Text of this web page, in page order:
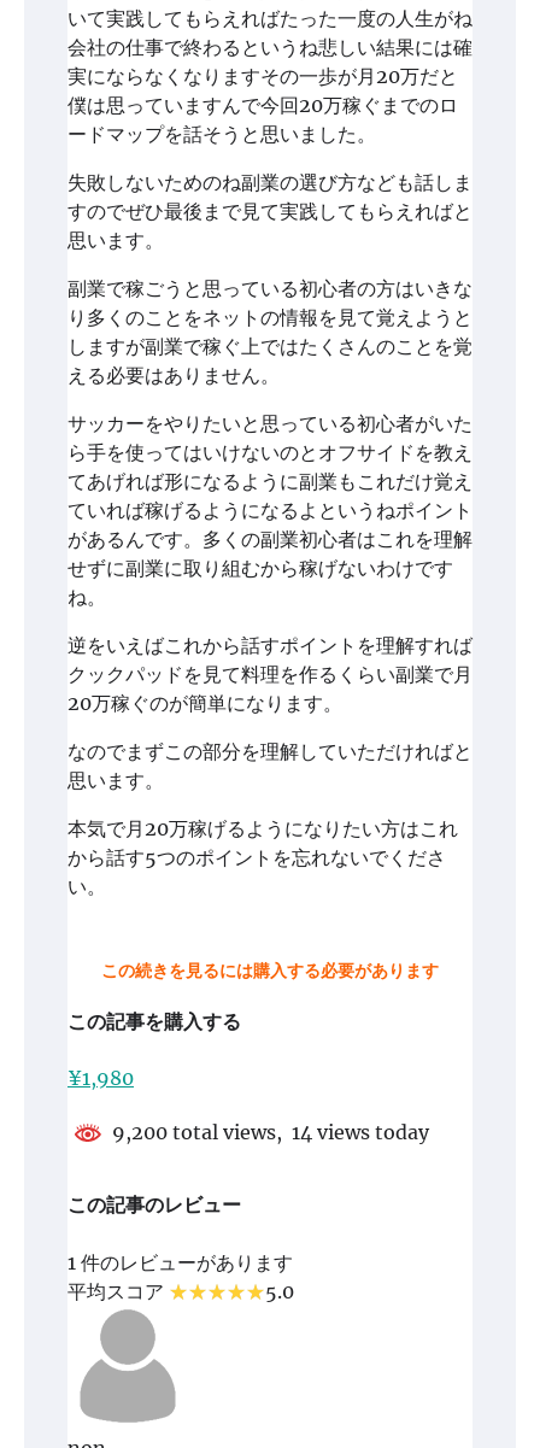
いて実践してもらえればたった一度の人生がね
会社の仕事で終わるというね悲しい結果には確
実にならなくなりますその一歩が月20万だと
僕は思っていますんで今回20万稼ぐまでのロ
ードマップを話そうと思いました。
失敗しないためのね副業の選び方なども話しま
すのでぜひ最後まで見て実践してもらえればと
思います。
副業で稼ごうと思っている初心者の方はいきな
り多くのことをネットの情報を見て覚えようと
しますが副業で稼ぐ上ではたくさんのことを覚
える必要はありません。
サッカーをやりたいと思っている初心者がいた
ら手を使ってはいけないのとオフサイドを教え
てあげれば形になるように副業もこれだけ覚え
ていれば稼げるようになるよというねポイント
があるんです。多くの副業初心者はこれを理解
せずに副業に取り組むから稼げないわけです
ね。
逆をいえばこれから話すポイントを理解すれば
クックパッドを見て料理を作るくらい副業で月
20万稼ぐのが簡単になります。
なのでまずこの部分を理解していただければと
思います。
本気で月20万稼げるようになりたい方はこれ
から話す5つのポイントを忘れないでくださ
い。
この続きを見るには購入する必要があります
この記事を購入する
¥1,980
9,200 total views, 14 views today
この記事のレビュー
1 件のレビューがあります
平均スコア
5.0